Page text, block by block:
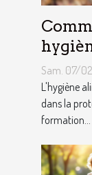
des
Sam. 07/
L'hygiène
dans la
formation...